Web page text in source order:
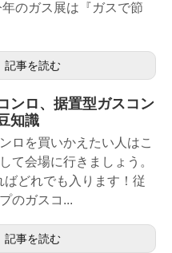
のガス展は『ガスで節
記事を読む
ンロ、据置型ガスコン
知識
ロを買いかえたい人はこ
て会場に行きましょう。
どれでも入ります！従
のガスコ...
記事を読む